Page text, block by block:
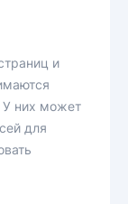
и
У них может
для